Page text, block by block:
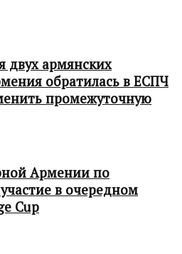
двух армянских
обратилась в ЕСПЧ
промежуточную
Армении по
в очередном
Cup